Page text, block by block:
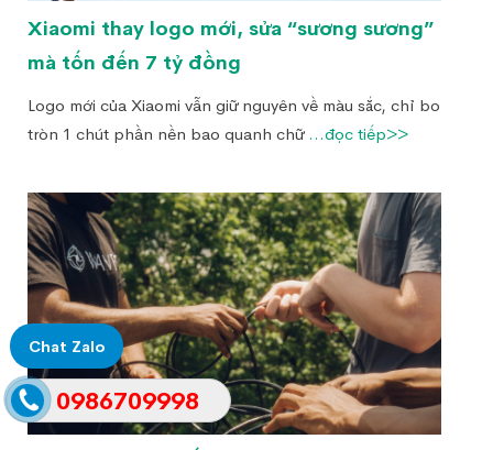
Xiaomi thay logo mới, sửa “sương sương”
mà tốn đến 7 tỷ đồng
Logo mới của Xiaomi vẫn giữ nguyên về màu sắc, chỉ bo
tròn 1 chút phần nền bao quanh chữ ...đọc tiếp>>
Chat Zalo
0986709998